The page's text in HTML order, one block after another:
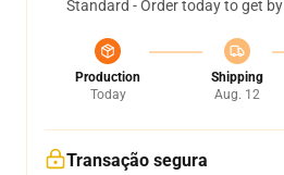
Standard - Order today to get by
Production
Today
Shipping
Aug. 12
Transação segura